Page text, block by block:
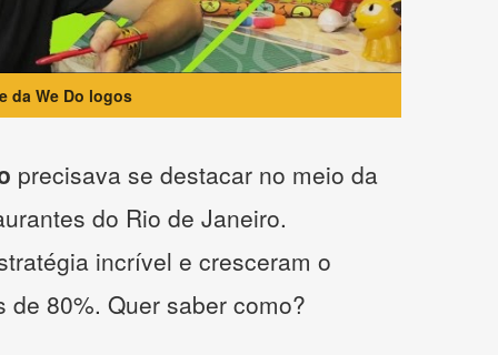
da We Do logos
precisava se destacar no meio da
do Rio de Janeiro.
incrível e cresceram o
de 80%. Quer saber como?